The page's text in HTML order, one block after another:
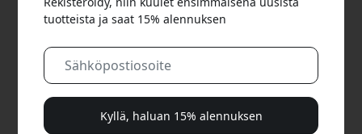
tuotteista ja saat 15% alennuksen
Kyllä, haluan 15% alennuksen